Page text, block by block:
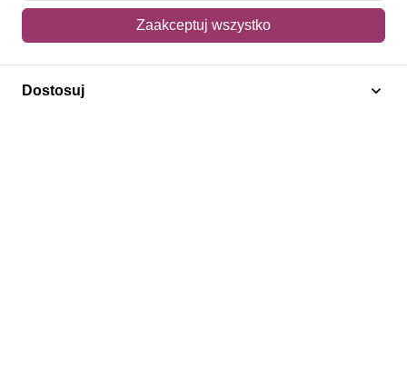
Mój koszyk
Adres dostawy
Polecamy
Zaakceptuj wszystko
Dostosuj